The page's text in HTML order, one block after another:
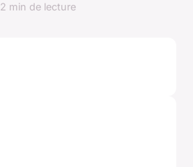
2 min de lecture